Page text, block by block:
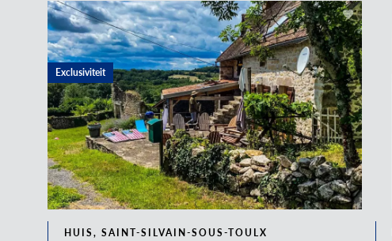
HUIS, SAINT-SILVAIN-SOUS-TOULX
Exclusiviteit